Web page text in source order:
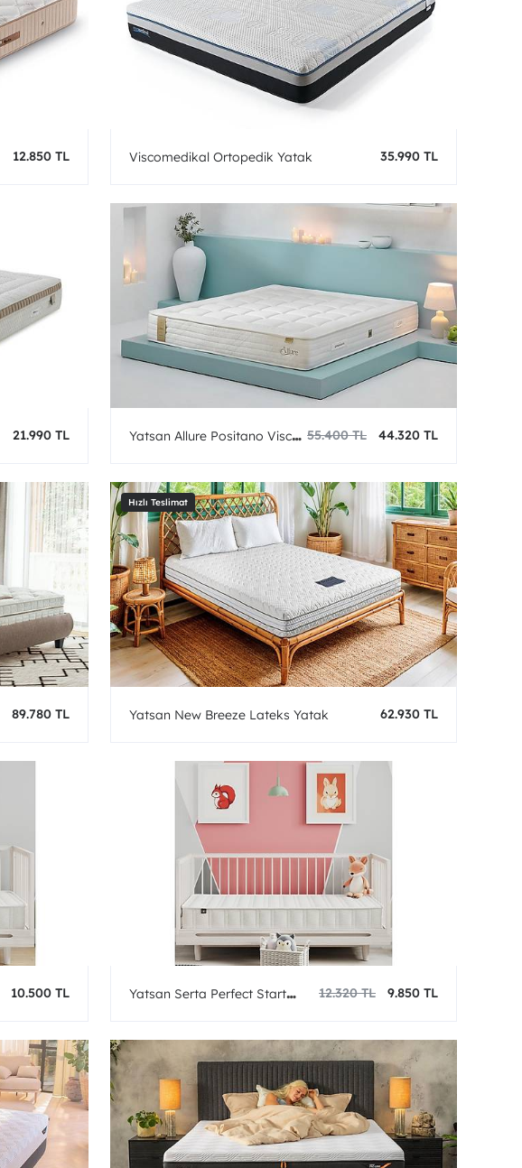
12.850 TL Viscomedikal Ortopedik Yatak 35.990 TL
21.990 TL
Yatsan Allure Positano Visco 55.400 TL 44.320 TL
89.780 TL Yatsan New Breeze Lateks Yatak 62.930 TL
10.500 TL
Yatsan Serta Perfect Start
12.320 TL 9.850 TL